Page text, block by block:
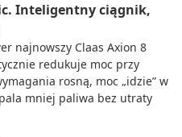
Inteligentny ciągnik,
najnowszy Claas Axion 8
redukuje moc przy
rosną, moc „idzie” w
mniej paliwa bez utraty